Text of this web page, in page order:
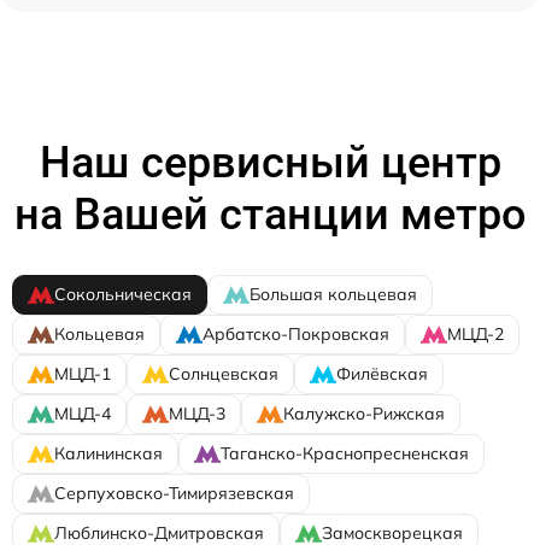
Наш сервисный центр
на Вашей станции метро
Сокольническая
Большая кольцевая
Кольцевая
Арбатско-Покровская
МЦД-2
МЦД-1
Солнцевская
Филёвская
МЦД-4
МЦД-3
Калужско-Рижская
Калининская
Таганско-Краснопресненская
Серпуховско-Тимирязевская
Люблинско-Дмитровская
Замоскворецкая